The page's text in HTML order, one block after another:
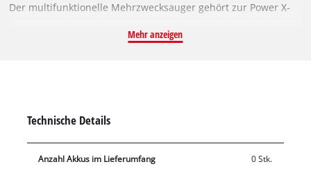
Der multifunktionelle Mehrzwecksauger gehört zur Power X-
Systemgeräte miteinander kombinierbar sind. Der
einsetzbar zum Nass- und Trockensaugen. Der Blasanschluss
dient zum Ausblasen schwer zugänglicher Stellen. Bequem
lässt sich das enthaltene Zubehör direkt am Gerät verstauen.
Mehr anzeigen
Technische Details
Anzahl Akkus im Lieferumfang 0 Stk.